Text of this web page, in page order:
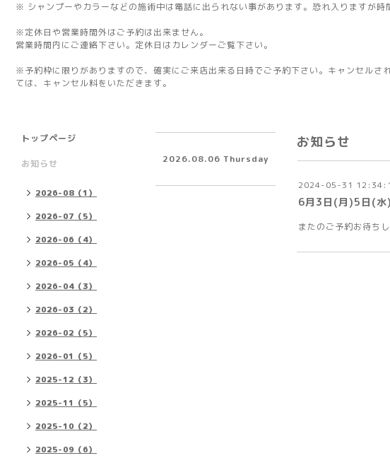
※ シャンプーやカラーなどの施術中は電話に出られない事があります。恐れ入りますが時
※定休日や営業時間外はご予約は出来ません。
営業時間内にご連絡下さい。定休日はカレンダーご覧下さい。
※予約枠に限りがありますので、確実にご来店出来る日時でご予約下さい。キャンセルさ
ては、キャンセル料をいただきます。
お知らせ
2024-05-31
6月3日(月)5日(水
またのご予約お待ち
トップページ
お知らせ
2026-08（1）
2026-07（5）
2026-06（4）
2026-05（4）
2026-04（3）
2026-03（2）
2026-02（5）
2026-01（5）
2025-12（3）
2025-11（5）
2025-10（2）
2025-09（6）
2026.08.06 Thursday